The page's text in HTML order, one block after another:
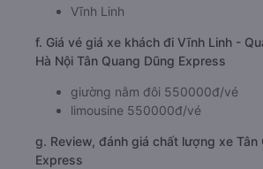
Vĩnh Linh
f. Giá vé giá xe khách đi Vĩnh Linh -
Hà Nội Tân Quang Dũng Express
giường nằm đôi 550000đ/vé
limousine 550000đ/vé
g. Review, đánh giá chất lượng xe Tân
Express